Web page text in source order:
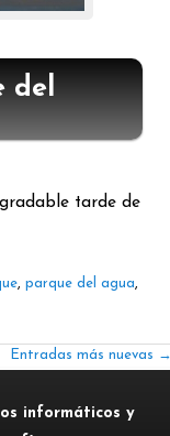
del
tarde de
, parque del agua,
Entradas más nuevas
informáticos y